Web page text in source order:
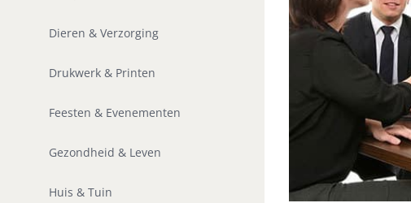
Dieren & Verzorging
Drukwerk & Printen
Feesten & Evenementen
Gezondheid & Leven
Huis & Tuin